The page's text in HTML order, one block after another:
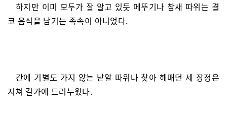
하지만 이미 모두가 잘 알고 있듯 메뚜기나 참새 따위는 결
코 음식을 남기는 족속이 아니었다.
간에 기별도 가지 않는 낟알 따위나 찾아 헤매던 세 장정은
지쳐 길가에 드러누웠다.